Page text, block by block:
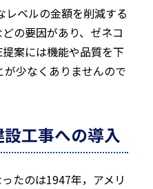
レベルの金額を削減する
の要因があり、ゼネコ
案には機能や品質を下
少なくありませんので
工事への導入
たのは1947年，アメリ